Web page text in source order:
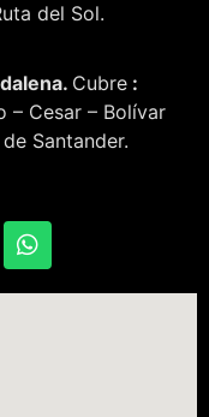
del Sol.
Cubre :
– Cesar – Bolívar
Santander.